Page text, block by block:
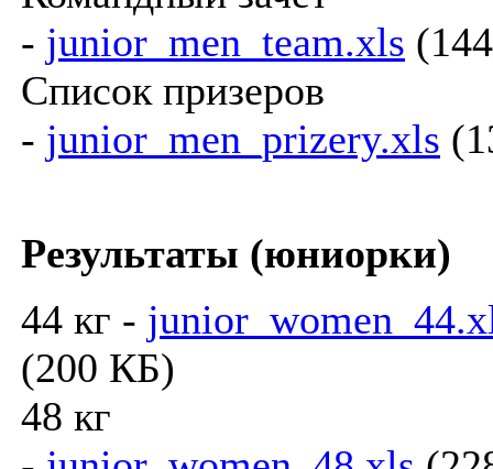
- junior_men_team.xls
Список призеров
- junior_men_prizery.xls
Результаты (юниорки)
44 кг -
(200 КБ)
48 кг